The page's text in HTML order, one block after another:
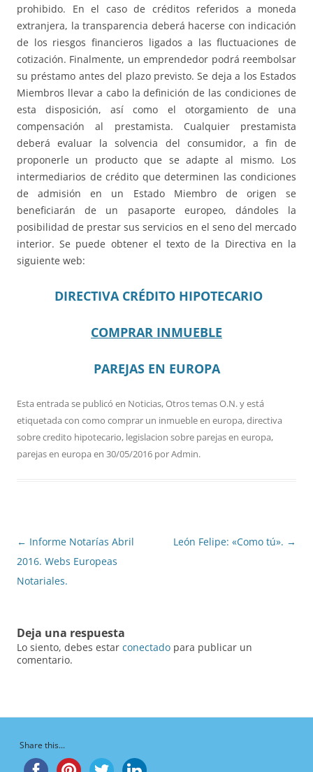
prohibido. En el caso de créditos referidos a moneda
extranjera, la transparencia deberá hacerse con indicación
de los riesgos financieros ligados a las fluctuaciones de
cotización. Finalmente, un emprendedor podrá reembolsar
su préstamo antes del plazo previsto. Se deja a los Estados
Miembros llevar a cabo la definición de las condiciones de
esta disposición, así como el otorgamiento de una
compensación al prestamista. Cualquier prestamista
deberá evaluar la solvencia del consumidor, a fin de
proponerle un producto que se adapte al mismo. Los
intermediarios de crédito que determinen las condiciones
de admisión en un Estado Miembro de origen se
beneficiarán de un pasaporte europeo, dándoles la
posibilidad de prestar sus servicios en el seno del mercado
interior. Se puede obtener el texto de la Directiva en la
siguiente web:
DIRECTIVA CRÉDITO HIPOTECARIO
COMPRAR INMUEBLE
PAREJAS EN EUROPA
Esta entrada se publicó en Noticias,Otros temas O.N.y está
etiquetada con como comprar un inmueble en europa,directiva
sobre credito hipotecario, legislacion sobre parejas en europa,
parejas en europa en 30/05/2016 porAdmin.
Navegación
de
entradas
← Informe Notarías Abril
2016. Webs Europeas
Notariales.
León Felipe: «Como tú». →
Deja una respuesta
Lo siento, debes estar conectado para publicar un
comentario.
Share this...